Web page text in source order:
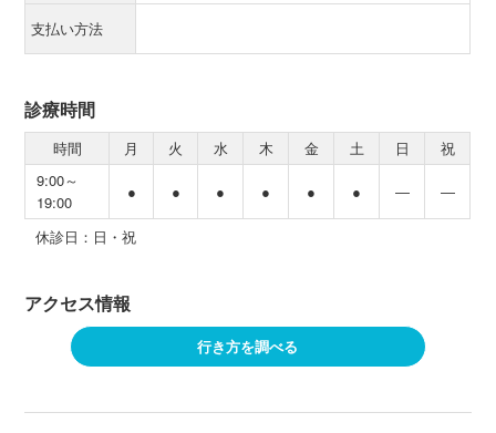
支払い方法
診療時間
時間 月 火 水 木 金 土 日
祝
9:00～
19:00
● ● ● ● ● ● ― ―
休診日：日・祝
アクセス情報
行き方を調べる